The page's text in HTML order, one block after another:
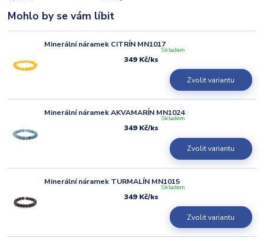
Mohlo by se vám líbit
Minerální náramek CITRÍN MN1017
349 Kč/ks
Skladem
Zvolit variantu
Minerální náramek AKVAMARÍN MN1024
349 Kč/ks
Skladem
Zvolit variantu
Minerální náramek TURMALÍN MN1015
349 Kč/ks
Skladem
Zvolit variantu